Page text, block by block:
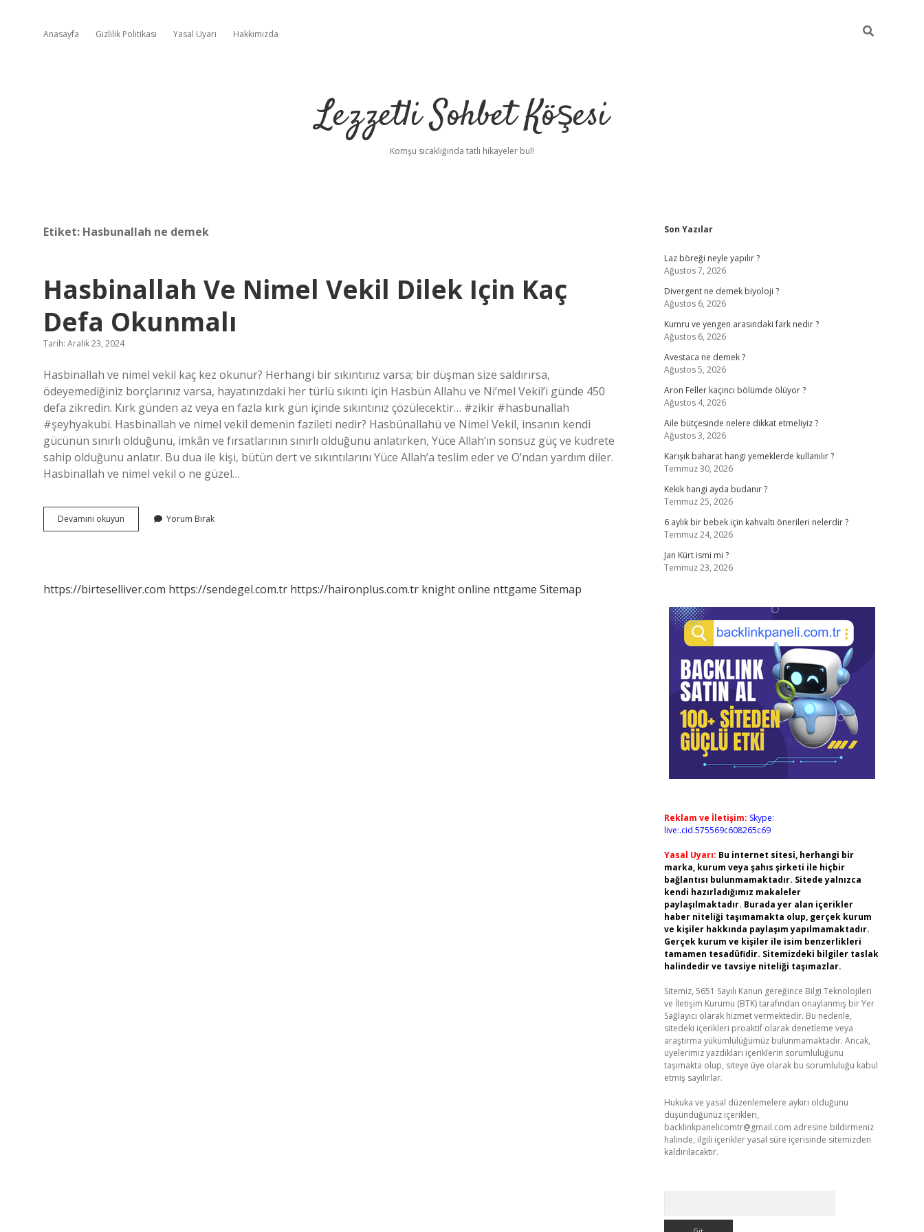
Anasayfa Gizlilik Politikası Yasal Uyarı Hakkımızda
Lezzetli Sohbet Köşesi
Komşu sıcaklığında tatlı hikayeler bul!
Etiket: Hasbunallah ne demek
Hasbinallah Ve Nimel Vekil Dilek Için Kaç
Defa Okunmalı
Tarih: Aralık 23, 2024
Hasbinallah ve nimel vekil kaç kez okunur? Herhangi bir sıkıntınız varsa; bir düşman size saldırırsa,
ödeyemediğiniz borçlarınız varsa, hayatınızdaki her türlü sıkıntı için Hasbün Allahu ve Ni’mel Vekil’i günde 450
defa zikredin. Kırk günden az veya en fazla kırk gün içinde sıkıntınız çözülecektir… #zikir #hasbunallah
#şeyhyakubi. Hasbinallah ve nimel vekil demenin fazileti nedir? Hasbünallahü ve Nimel Vekil, insanın kendi
gücünün sınırlı olduğunu, imkân ve fırsatlarının sınırlı olduğunu anlatırken, Yüce Allah’ın sonsuz güç ve kudrete
sahip olduğunu anlatır. Bu dua ile kişi, bütün dert ve sıkıntılarını Yüce Allah’a teslim eder ve O’ndan yardım diler.
Hasbinallah ve nimel vekil o ne güzel…
Devamını okuyun Hasbinallah
Ve
Kaç
Yorum Bırak
https://birteselliver.com https://sendegel.com.tr https://haironplus.com.tr knight online nttgame Sitemap
Sidebar
Son Yazılar
Laz böreği neyle yapılır ?
Ağustos 7, 2026
Divergent ne demek biyoloji ?
Ağustos 6, 2026
Kumru ve yengen arasındaki fark nedir ?
Ağustos 6, 2026
Avestaca ne demek ?
Ağustos 5, 2026
Aron Feller kaçıncı bölümde ölüyor ?
Ağustos 4, 2026
Aile bütçesinde nelere dikkat etmeliyiz ?
Ağustos 3, 2026
Karışık baharat hangi yemeklerde kullanılır ?
Temmuz 30, 2026
Kekik hangi ayda budanır ?
Temmuz 25, 2026
6 aylık bir bebek için kahvaltı önerileri nelerdir ?
Temmuz 24, 2026
Jan Kürt ismi mi ?
Temmuz 23, 2026
Reklam ve İletişim: Skype:
live:.cid.575569c608265c69
Yasal Uyarı: Bu internet sitesi, herhangi bir
marka, kurum veya şahıs şirketi ile hiçbir
bağlantısı bulunmamaktadır. Sitede yalnızca
kendi hazırladığımız makaleler
paylaşılmaktadır. Burada yer alan içerikler
haber niteliği taşımamakta olup, gerçek kurum
ve kişiler hakkında paylaşım yapılmamaktadır.
Gerçek kurum ve kişiler ile isim benzerlikleri
tamamen tesadüfidir. Sitemizdeki bilgiler taslak
halindedir ve tavsiye niteliği taşımazlar.
Sitemiz, 5651 Sayılı Kanun gereğince Bilgi Teknolojileri
ve İletişim Kurumu (BTK) tarafından onaylanmış bir Yer
Sağlayıcı olarak hizmet vermektedir. Bu nedenle,
sitedeki içerikleri proaktif olarak denetleme veya
araştırma yükümlülüğümüz bulunmamaktadır. Ancak,
üyelerimiz yazdıkları içeriklerin sorumluluğunu
taşımakta olup, siteye üye olarak bu sorumluluğu kabul
etmiş sayılırlar.
Hukuka ve yasal düzenlemelere aykırı olduğunu
düşündüğünüz içerikleri,
backlinkpanelicomtr@gmail.com adresine bildirmeniz
halinde, ilgili içerikler yasal süre içerisinde sitemizden
kaldırılacaktır.
vdcasino güncel giriş